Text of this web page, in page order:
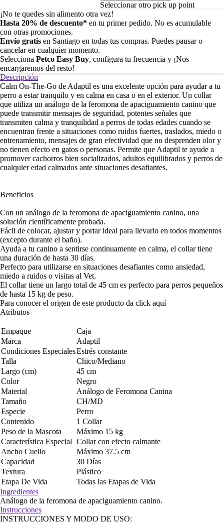
Seleccionar otro pick up point
¡No te quedes sin alimento otra vez!
Hasta 20% de descuento* en tu primer pedido. No es acumulable
con otras promociones.
Envío gratis en Santiago en todas tus compras. Puedes pausar o
cancelar en cualquier momento.
Selecciona Petco Easy Buy, configura tu frecuencia y ¡Nos
encargaremos del resto!
Descripción
Calm On-The-Go de Adaptil es una excelente opción para ayudar a tu
perro a estar tranquilo y en calma en casa o en el exterior. Un collar
que utiliza un análogo de la feromona de apaciguamiento canino que
puede transmitir mensajes de seguridad, potentes señales que
transmiten calma y tranquilidad a perros de todas edades cuando se
encuentran frente a situaciones como ruidos fuertes, traslados, miedo o
entrenamiento, mensajes de gran efectividad que no desprenden olor y
no tienen efecto en gatos o personas. Permite que Adaptil te ayude a
promover cachorros bien socializados, adultos equilibrados y perros de
cualquier edad calmados ante situaciones desafiantes.
Beneficios
Con un análogo de la feromona de apaciguamiento canino, una
solución científicamente probada.
Fácil de colocar, ajustar y portar ideal para llevarlo en todos momentos
(excepto durante el baño).
Ayuda a tu canino a sentirse continuamente en calma, el collar tiene
una duración de hasta 30 días.
Perfecto para utilizarse en situaciones desafiantes como ansiedad,
miedo a ruidos o visitas al Vet.
El collar tiene un largo total de 45 cm es perfecto para perros pequeños
de hasta 15 kg de peso.
Para conocer el origen de este producto da click aquí
Atributos
Empaque
Caja
Marca
Adaptil
Condiciones EspecialesEstrés constante
Talla
Chico/Mediano
Largo (cm)
45 cm
Color
Negro
Material
Análogo de Feromona Canina
Tamaño
CH/MD
Especie
Perro
Contenido
1 Collar
Peso de la Mascota
Máximo 15 kg
Característica Especial Collar con efecto calmante
Ancho Cuello
Máximo 37.5 cm
Capacidad
30 Días
Textura
Plástico
Etapa De Vida
Todas las Etapas de Vida
Ingredientes
Análogo de la feromona de apaciguamiento canino.
Instrucciones
INSTRUCCIONES Y MODO DE USO: